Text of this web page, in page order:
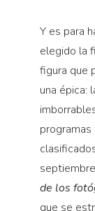
Y es para
elegido la
figura que
una épica:
de los
que se